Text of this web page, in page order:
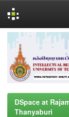
navigation
DSpace at
Thanyaburi